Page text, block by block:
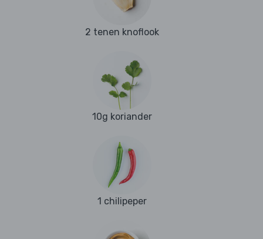
2 tenen knoflook
10g koriander
1 chilipeper